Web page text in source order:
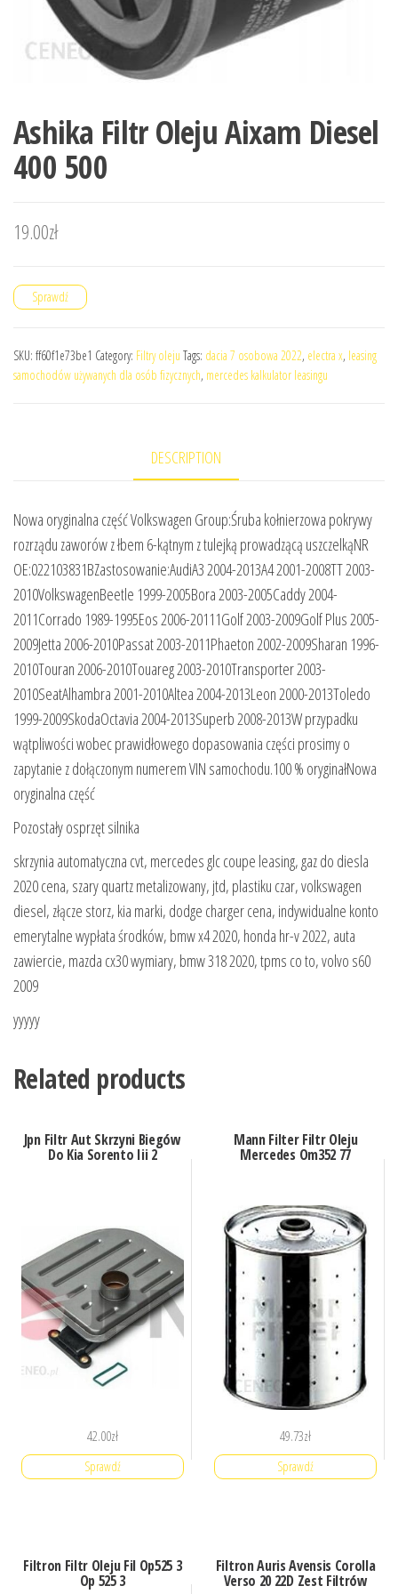
Ashika Filtr Oleju Aixam Diesel
400 500
19.00zł
Sprawdź
SKU: ff60f1e73be1 Category: Filtry oleju Tags: dacia 7 osobowa 2022, electra x, leasing
samochodów używanych dla osób fizycznych, mercedes kalkulator leasingu
DESCRIPTION
Nowa oryginalna część Volkswagen Group:Śruba kołnierzowa pokrywy
rozrządu zaworów z łbem 6-kątnym z tulejką prowadzącą uszczelkąNR
OE:022103831BZastosowanie:AudiA3 2004-2013A4 2001-2008TT 2003-
2010VolkswagenBeetle 1999-2005Bora 2003-2005Caddy 2004-
2011Corrado 1989-1995Eos 2006-20111Golf 2003-2009Golf Plus 2005-
2009Jetta 2006-2010Passat 2003-2011Phaeton 2002-2009Sharan 1996-
2010Touran 2006-2010Touareg 2003-2010Transporter 2003-
2010SeatAlhambra 2001-2010Altea 2004-2013Leon 2000-2013Toledo
1999-2009SkodaOctavia 2004-2013Superb 2008-2013W przypadku
wątpliwości wobec prawidłowego dopasowania części prosimy o
zapytanie z dołączonym numerem VIN samochodu.100 % oryginałNowa
oryginalna część
Pozostały osprzęt silnika
skrzynia automatyczna cvt, mercedes glc coupe leasing, gaz do diesla
2020 cena, szary quartz metalizowany, jtd, plastiku czar, volkswagen
diesel, złącze storz, kia marki, dodge charger cena, indywidualne konto
emerytalne wypłata środków, bmw x4 2020, honda hr-v 2022, auta
zawiercie, mazda cx30 wymiary, bmw 318 2020, tpms co to, volvo s60
2009
yyyyy
Related products
Jpn Filtr Aut Skrzyni Biegów
Do Kia Sorento Iii 2
42.00zł
Sprawdź
Mann Filter Filtr Oleju
Mercedes Om352 77
49.73zł
Sprawdź
Filtron Filtr Oleju Fil Op525 3
Op 525 3
Filtron Auris Avensis Corolla
Verso 20 22D Zest Filtrów